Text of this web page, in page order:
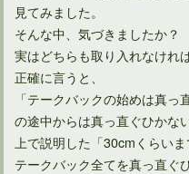
ドライバーのバックスピンが
見てみました。
そんな中、気づきましたか？
実はどちらも取り入れなけれ
正確に言うと、
「テークバックの始めは真
の途中からは真っ直ぐひかな
上で説明した「30cmくらい
テークバック全てを真っ直ぐ